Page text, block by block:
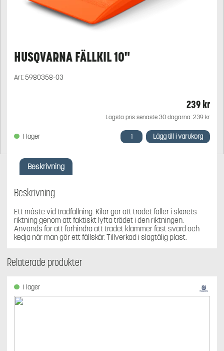
HUSQVARNA FÄLLKIL 10"
Art:5980358-03
239kr
Lägsta pris senaste 30 dagarna: 239 kr
I lager
Husqvarna
Fällkil
Lägg till i varukorg
Beskrivning
Beskrivning
Ett måste vid trädfällning. Kilar gör att trädet faller i skärets
riktning genom att faktiskt lyfta trädet i den riktningen.
Används för att förhindra att trädet klämmer fast svärd och
kedja när man gör ett fällskär. Tillverkad i slagtålig plast.
Relaterade produkter
I lager